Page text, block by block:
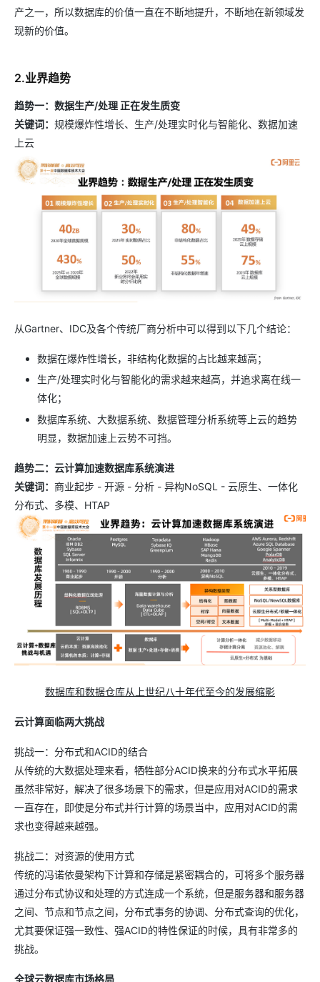
产之一，所以数据库的价值一直在不断地提升，不断地在新领域发
现新的价值。
2.业界趋势
趋势一：数据生产/处理 正在发生质变
关键词： 规模爆炸性增长、生产/处理实时化与智能化、数据加速
上云
从Gartner、IDC及各个传统厂商分析中可以得到以下几个结论：
数据在爆炸性增长，非结构化数据的占比越来越高；
生产/处理实时化与智能化的需求越来越高，并追求离在线一
体化；
数据库系统、大数据系统、数据管理分析系统等上云的趋势
明显，数据加速上云势不可挡。
趋势二：云计算加速数据库系统演进
关键词： 商业起步 - 开源 - 分析 - 异构NoSQL - 云原生、一体化
分布式、多模、HTAP
数据库和数据仓库从上世纪八十年代至今的发展缩影
云计算面临两大挑战
挑战一：分布式和ACID的结合
从传统的大数据处理来看，牺牲部分ACID换来的分布式水平拓展
虽然非常好，解决了很多场景下的需求，但是应用对ACID的需求
一直存在，即使是分布式并行计算的场景当中，应用对ACID的需
求也变得越来越强。
挑战二：对资源的使用方式
传统的冯诺依曼架构下计算和存储是紧密耦合的，可将多个服务器
通过分布式协议和处理的方式连成一个系统，但是服务器和服务器
之间、节点和节点之间，分布式事务的协调、分布式查询的优化，
尤其要保证强一致性、强ACID的特性保证的时候，具有非常多的
挑战。
全球云数据库市场格局